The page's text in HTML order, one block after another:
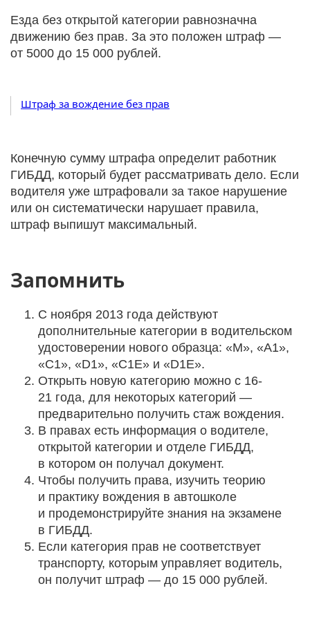
Езда без открытой категории равнозначна
движению без прав. За это положен штраф —
от 5000 до 15 000 рублей.
Штраф за вождение без прав
Конечную сумму штрафа определит работник
ГИБДД, который будет рассматривать дело. Если
водителя уже штрафовали за такое нарушение
или он систематически нарушает правила,
штраф выпишут максимальный.
Запомнить
C ноября 2013 года действуют
дополнительные категории в водительском
удостоверении нового образца: «М», «А1»,
«С1», «D1», «C1E» и «D1E».
Открыть новую категорию можно с 16-
21 года, для некоторых категорий —
предварительно получить стаж вождения.
В правах есть информация о водителе,
открытой категории и отделе ГИБДД,
в котором он получал документ.
Чтобы получить права, изучить теорию
и практику вождения в автошколе
и продемонстрируйте знания на экзамене
в ГИБДД.
Если категория прав не соответствует
транспорту, которым управляет водитель,
он получит штраф — до 15 000 рублей.